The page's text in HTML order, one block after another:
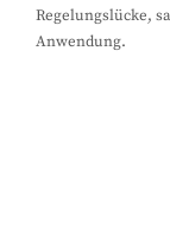
Regelungslücke,
Anwendung.